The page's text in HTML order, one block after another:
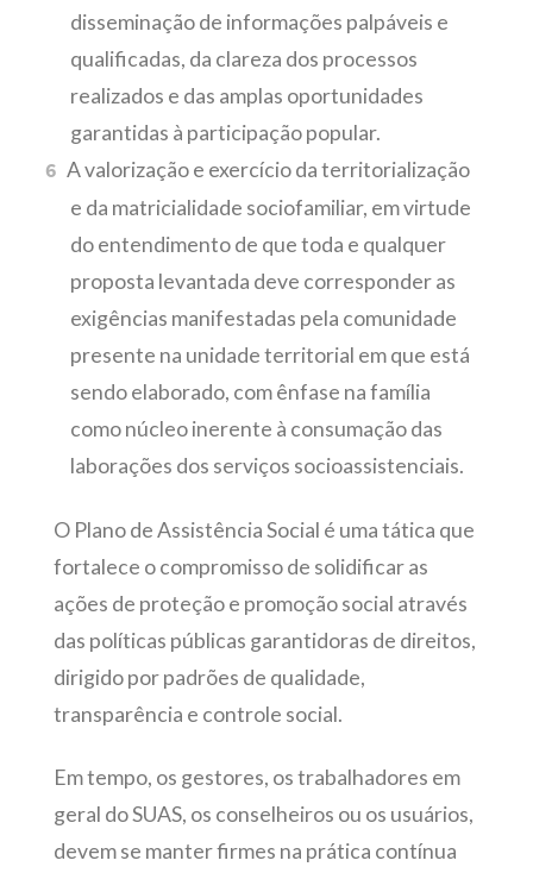
disseminação de informações palpáveis e
qualificadas, da clareza dos processos
realizados e das amplas oportunidades
garantidas à participação popular.
A valorização e exercício da territorialização
e da matricialidade sociofamiliar, em virtude
do entendimento de que toda e qualquer
proposta levantada deve corresponder as
exigências manifestadas pela comunidade
presente na unidade territorial em que está
sendo elaborado, com ênfase na família
como núcleo inerente à consumação das
laborações dos serviços socioassistenciais.
O Plano de Assistência Social é uma tática que
fortalece o compromisso de solidificar as
ações de proteção e promoção social através
das políticas públicas garantidoras de direitos,
dirigido por padrões de qualidade,
transparência e controle social.
Em tempo, os gestores, os trabalhadores em
geral do SUAS, os conselheiros ou os usuários,
devem se manter firmes na prática contínua